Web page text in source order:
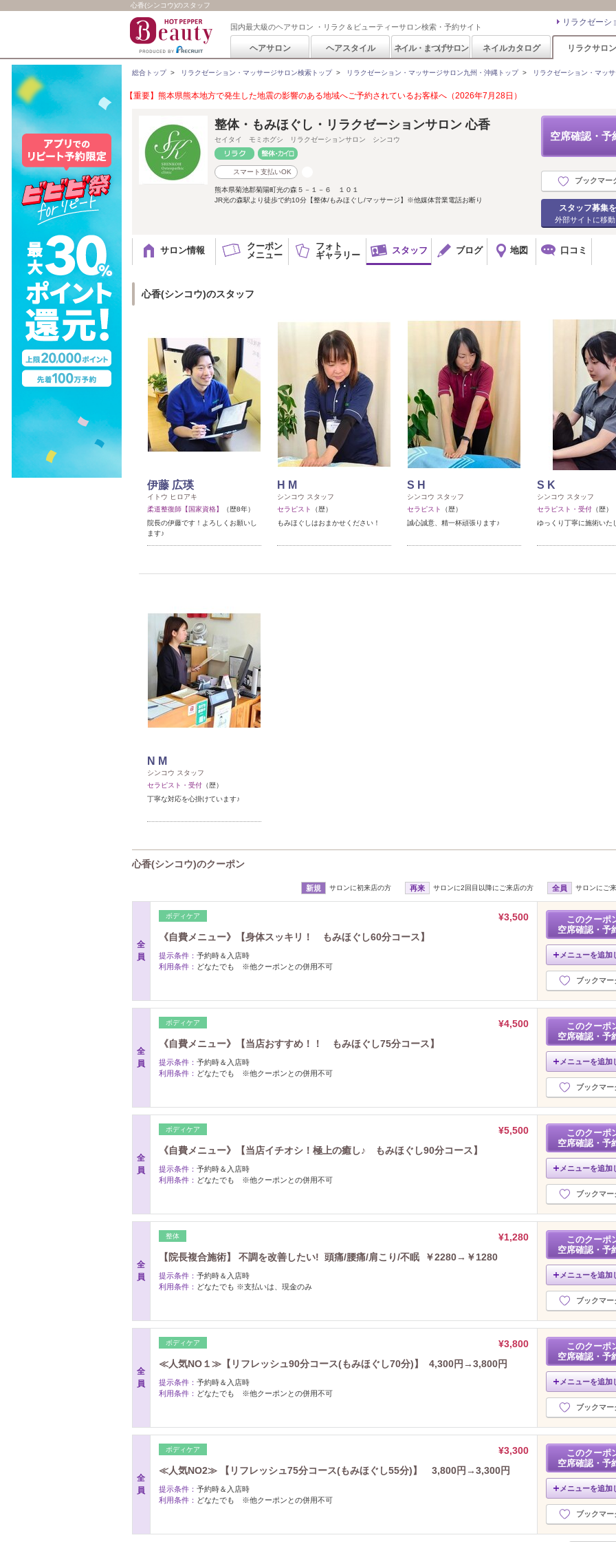
心香(シンコウ)のスタッフ
国内最大級のヘアサロン ・リラク＆ビューティーサロン検索・予約サイト リラクゼーシ
ヘアサロン ヘアスタイル ネイル・まつげサロン ネイルカタログ リラクサロン
総合トップ> リラクゼーション・マッサージサロン検索トップ> リラクゼーション・マッサージサロン九州・沖縄トップ> リラクゼーション・マッ
【重要】熊本県熊本地方で発生した地震の影響のある地域へご予約されているお客様へ（2026年7月28日）
空席確認・予
ブックマー
スタッフ募集
外部サイトに移
整体・もみほぐし・リラクゼーションサロン 心香
セイタイ モミホグシ リラクゼーションサロン シンコウ
スマート支払いOK
熊本県菊池郡菊陽町光の森５－１－６ １０１
JR光の森駅より徒歩で約10分【整体/もみほぐし/マッサージ】※他媒体営業電話お断り
サロン情報
クーポン
メニュー
フォト
ギャラリー
スタッフ ブログ 地図 口コミ
心香(シンコウ)のスタッフ
伊藤 広瑛
イトウ ヒロアキ
柔道整復師【国家資格】
（歴8年）
院長の伊藤です！よろしくお願いし
ます♪
H M
シンコウ スタッフ
セラピスト
（歴）
もみほぐしはおまかせください！
S H
シンコウ スタッフ
セラピスト
（歴）
誠心誠意、精一杯頑張ります♪
S K
シンコウ スタッフ
セラピスト・受付（歴）
ゆっくり丁寧に施術いた
N M
シンコウ スタッフ
セラピスト・受付（歴）
丁寧な対応を心掛けています♪
心香(シンコウ)のクーポン
新規 サロンに初来店の方 再来 サロンに2回目以降にご来店の方 全員 サロンにご
全
員
ボディケア
¥3,500
《自費メニュー》【身体スッキリ！ もみほぐし60分コース】
提示条件： 予約時＆入店時
利用条件： どなたでも ※他クーポンとの併用不可
このクーポ
空席確認・予
メニューを追加
ブックマー
全
員
ボディケア
¥4,500
《自費メニュー》【当店おすすめ！！ もみほぐし75分コース】
提示条件： 予約時＆入店時
利用条件： どなたでも ※他クーポンとの併用不可
このクーポ
空席確認・予
メニューを追加
ブックマー
全
員
ボディケア
¥5,500
《自費メニュー》【当店イチオシ！極上の癒し♪ もみほぐし90分コース】
提示条件： 予約時＆入店時
利用条件： どなたでも ※他クーポンとの併用不可
このクーポ
空席確認・予
メニューを追加
ブックマー
全
員
整体
¥1,280
【院長複合施術】 不調を改善したい! 頭痛/腰痛/肩こり/不眠 ￥2280→￥1280
提示条件： 予約時＆入店時
利用条件： どなたでも ※支払いは、現金のみ
このクーポ
空席確認・予
メニューを追加
ブックマー
全
員
ボディケア
¥3,800
≪人気NO１≫【リフレッシュ90分コース(もみほぐし70分)】 4,300円→3,800円
提示条件： 予約時＆入店時
利用条件： どなたでも ※他クーポンとの併用不可
このクーポ
空席確認・予
メニューを追加
ブックマー
全
員
ボディケア
¥3,300
≪人気NO2≫ 【リフレッシュ75分コース(もみほぐし55分)】 3,800円→3,300円
提示条件： 予約時＆入店時
利用条件： どなたでも ※他クーポンとの併用不可
このクーポ
空席確認・予
メニューを追加
ブックマー